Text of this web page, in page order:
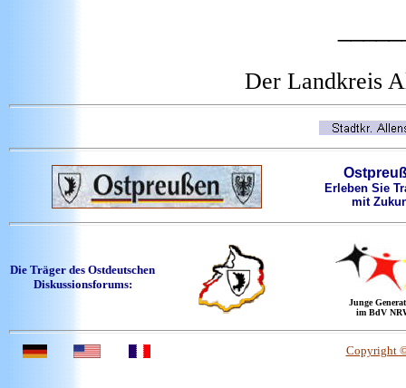
Der Landkreis
Erleben Sie
mit
Die Träger des Ostdeutschen
Diskussionsforums:
Junge
im BdV
Copyright